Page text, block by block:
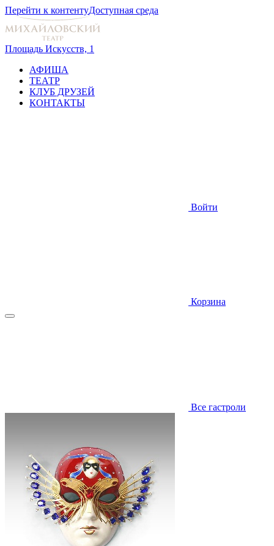
Перейти к контентуДоступная среда
Площадь Искусств, 1
АФИША
ТЕАТР
КЛУБ ДРУЗЕЙ
КОНТАКТЫ
Войти
Корзина
Все гастроли